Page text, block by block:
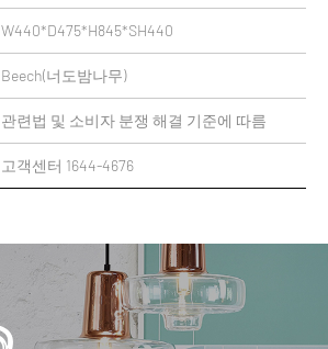
W440*D475*H845*SH440
Beech(너도밤나무)
관련법 및 소비자 분쟁 해결 기준에 따름
고객센터 1644-4676